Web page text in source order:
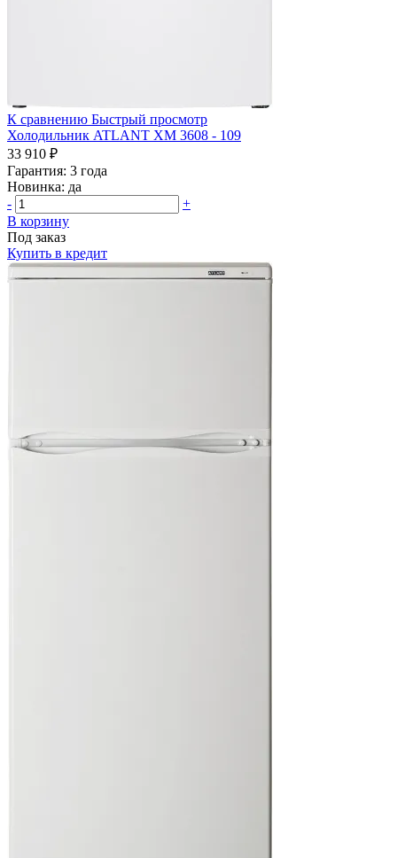
К сравнению Быстрый просмотр
Холодильник ATLANT ХМ 3608 - 109
33 910 ₽
Гарантия: 3 года
Новинка: да
-
+
В корзину
Под заказ
Купить в кредит